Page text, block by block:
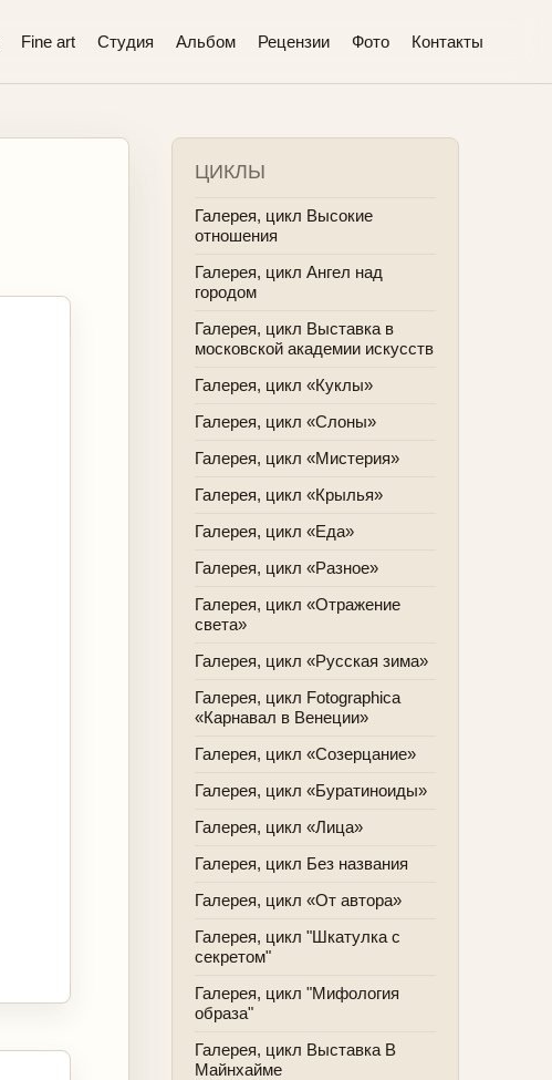
Fine art Студия Альбом Рецензии Фото Контакты
ЦИКЛЫ
Галерея, цикл Высокие
отношения
Галерея, цикл Ангел над
городом
Галерея, цикл Выставка в
московской академии искусств
Галерея, цикл «Куклы»
Галерея, цикл «Слоны»
Галерея, цикл «Мистерия»
Галерея, цикл «Крылья»
Галерея, цикл «Еда»
Галерея, цикл «Разное»
Галерея, цикл «Отражение
света»
Галерея, цикл «Русская зима»
Галерея, цикл Fotographica
«Карнавал в Венеции»
Галерея, цикл «Созерцание»
Галерея, цикл «Буратиноиды»
Галерея, цикл «Лица»
Галерея, цикл Без названия
Галерея, цикл «От автора»
Галерея, цикл "Шкатулка с
секретом"
Галерея, цикл "Мифология
образа"
Галерея, цикл Выставка В
Майнхайме